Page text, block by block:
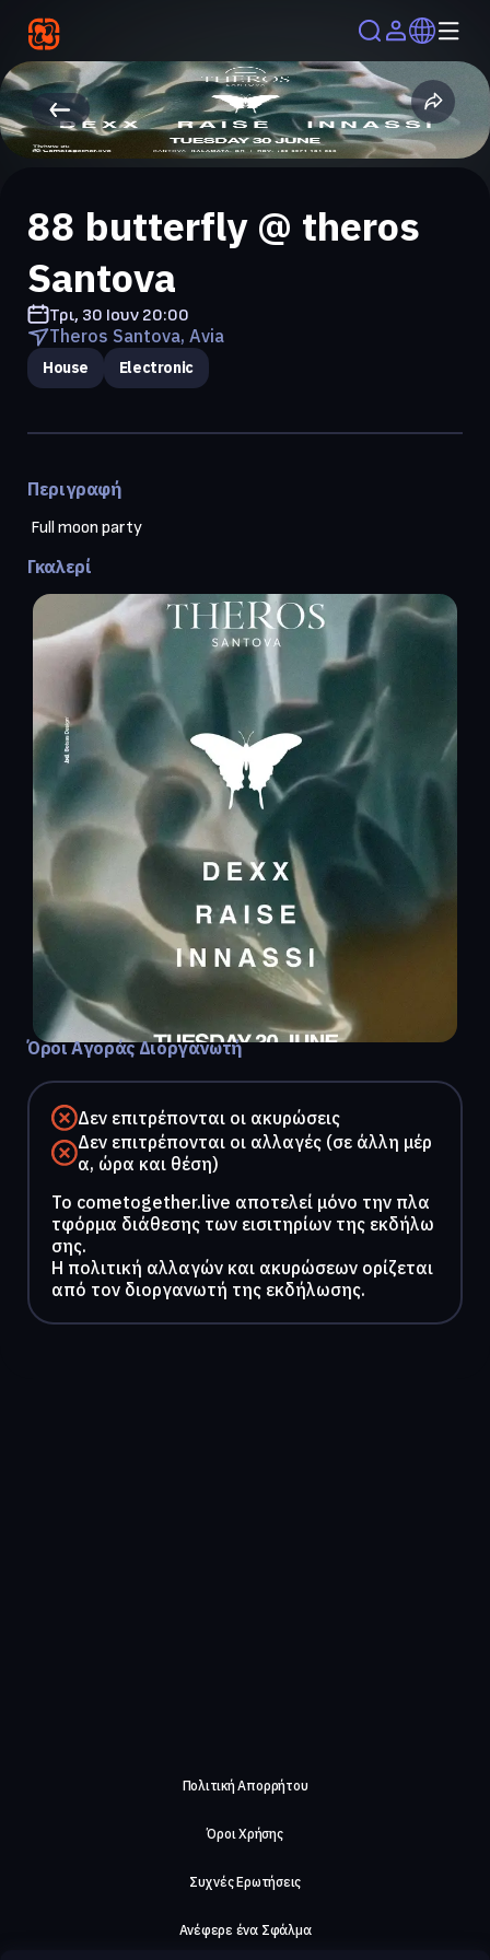
88 butterfly @ theros
Santova
Τρι, 30 Ιουν 20:00
Theros Santova, Avia
House Electronic
Περιγραφή
Full moon party
Γκαλερί
Όροι Αγοράς Διοργανωτή
Δεν επιτρέπονται οι ακυρώσεις
Δεν επιτρέπονται οι αλλαγές (σε άλλη μέρ
α, ώρα και θέση)
To cometogether.live αποτελεί μόνο την πλα
τφόρμα διάθεσης των εισιτηρίων της εκδήλω
σης.
Η πολιτική αλλαγών και ακυρώσεων ορίζεται
από τον διοργανωτή της εκδήλωσης.
Πολιτική Απορρήτου
Όροι Χρήσης
Συχνές Ερωτήσεις
Ανέφερε ένα Σφάλμα